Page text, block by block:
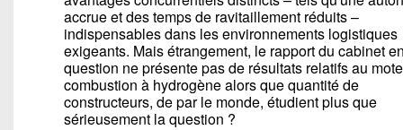
accrue et des temps de ravitaillement réduits –
indispensables dans les environnements logistiques
exigeants. Mais étrangement, le rapport du cabinet
question ne présente pas de résultats relatifs au
combustion à hydrogène alors que quantité de
constructeurs, de par le monde, étudient plus que
sérieusement la question ?